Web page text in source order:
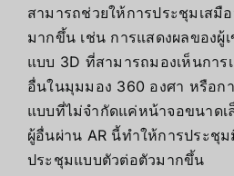
สามารถช่วยให้การประชุมเสมื
มากขึ้น เช่น การแสดงผลของผู้
แบบ 3D ที่สามารถมองเห็นกา
อื่นในมุมมอง 360 องศา หรือก
แบบที่ไม่จำกัดแค่หน้าจอขนาด
ผู้อื่นผ่าน AR นี้ทำให้การประชุ
ประชุมแบบตัวต่อตัวมากขึ้น